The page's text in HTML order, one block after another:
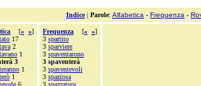
Indice| Parole: Alfabetica - Frequenza -
[« »]
17
2
1
3
1
1
6
Frequenza [« »]
3 spartito
3 sparviere
3 spaventarono
3 spaventerà
3 spaventevoli
3 spaziosa
3 spazzatura